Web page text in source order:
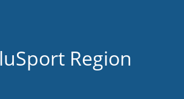
Region